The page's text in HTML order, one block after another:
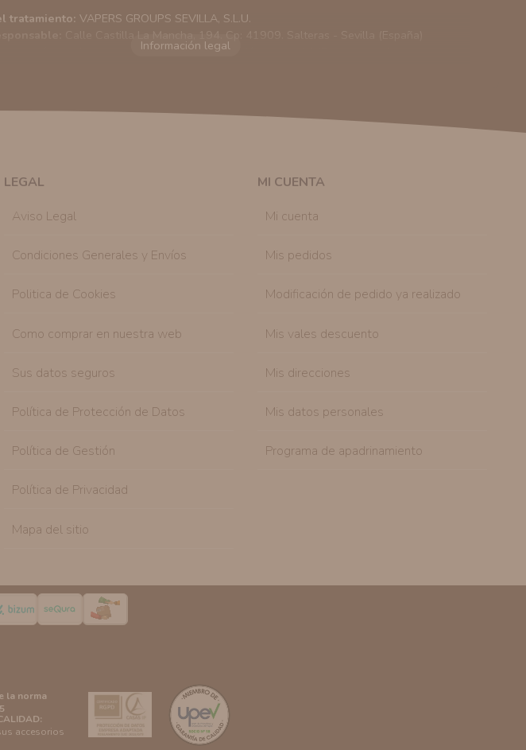
tratamiento: VAPERS GROUPS SEVILLA, S.L.U.
serán usados para poder enviarle información comercial (Puede consultar como
que ha adquirido. Puede solicitar la cancelación de comunicaciones comerciales
carácter general, sólo el personal de nuestra entidad que esté debidamente
derecho a saber qué información tenemos sobre usted, corregirla y eliminarla, tal y
LEGAL
Aviso Legal
Condiciones Generales y Envíos
Politica de Cookies
Como comprar en nuestra web
Sus datos seguros
Política de Protección de Datos
Política de Gestión
Política de Privacidad
Mapa del sitio
MI CUENTA
Mi cuenta
Mis pedidos
Modificación de pedido ya realizado
Mis vales descuento
Mis direcciones
Mis datos personales
Programa de apadrinamiento
la norma
accesorios